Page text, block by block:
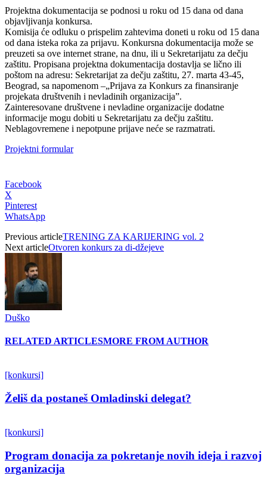
Projektna dokumentacija se podnosi u roku od 15 dana od dana
objavljivanja konkursa.
Komisija će odluku o prispelim zahtevima doneti u roku od 15 dana
od dana isteka roka za prijavu. Konkursna dokumentacija može se
preuzeti sa ove internet strane, na dnu, ili u Sekretarijatu za dečju
zaštitu. Propisana projektna dokumentacija dostavlja se lično ili
poštom na adresu: Sekretarijat za dečju zaštitu, 27. marta 43-45,
Beograd, sa napomenom –„Prijava za Konkurs za finansiranje
projekata društvenih i nevladinih organizacija”.
Zainteresovane društvene i nevladine organizacije dodatne
informacije mogu dobiti u Sekretarijatu za dečju zaštitu.
Neblagovremene i nepotpune prijave neće se razmatrati.
Projektni formular
Facebook
X
Pinterest
WhatsApp
Previous articleTRENING ZA KARIJERING vol. 2
Next articleOtvoren konkurs za di-džejeve
Duško
RELATED ARTICLESMORE FROM AUTHOR
[konkursi]
Želiš da postaneš Omladinski delegat?
[konkursi]
Program donacija za pokretanje novih ideja i razvoj
organizacija